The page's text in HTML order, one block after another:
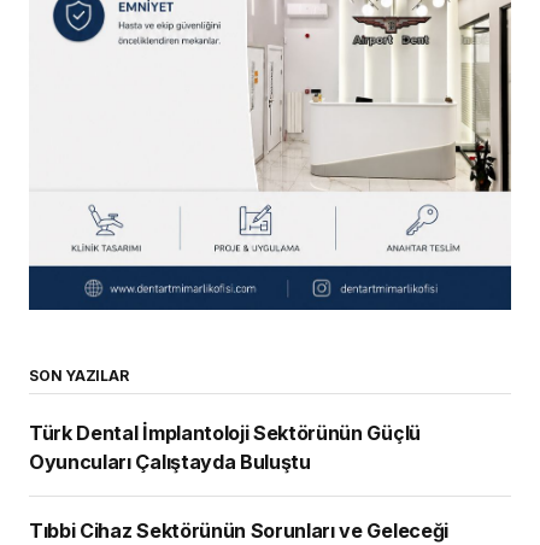
SON YAZILAR
Türk Dental İmplantoloji Sektörünün Güçlü
Oyuncuları Çalıştayda Buluştu
Tıbbi Cihaz Sektörünün Sorunları ve Geleceği